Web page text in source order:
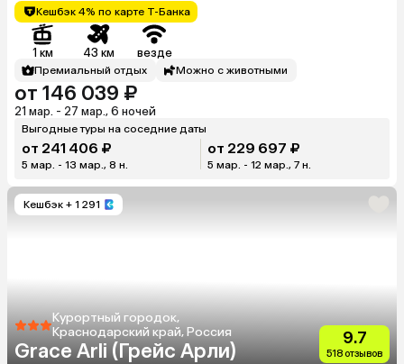
Кешбэк 4% по карте Т-Банка
1 км 43 км везде
Премиальный отдых Можно с животными
от 146 039 ₽
21 мар. - 27 мар., 6 ночей
Выгодные туры на соседние даты
от 241 406 ₽
5 мар. - 13 мар., 8 н.
от 229 697 ₽
5 мар. - 12 мар., 7 н.
Кешбэк + 1 291
Курортный городок,
Краснодарский край, Россия
Grace Arli (Грейс Арли)
9.7
518 отзывов